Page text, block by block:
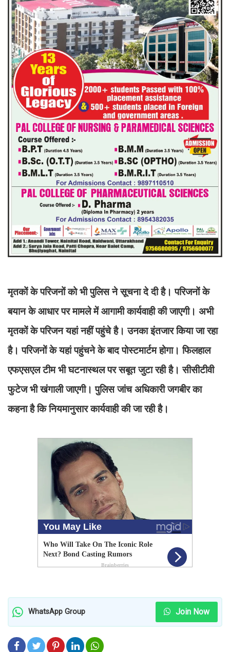
मृतकों के परिजनों को भी पुलिस ने सूचना दे दी है। परिजनों के
बयान के आधार पर मामले में आगामी कार्यवाही की जाएगी। अभी
मृतकों के परिजन यहां नहीं पहुंचे है। उनका इंतजार किया जा रहा
है। परिजनों के यहां पहुंचने के बाद पोस्टमार्टम होगा। फिलहाल
एफएसएल टीम भी घटनास्थल पर सबूत जुटा रही है। सीसीटीवी
फुटेज भी खंगाली जाएगी। पुलिस जांच अधिकारी जगबीर का
कहना है कि नियमानुसार कार्यवाही की जा रही है।
WhatsApp Group Join Now